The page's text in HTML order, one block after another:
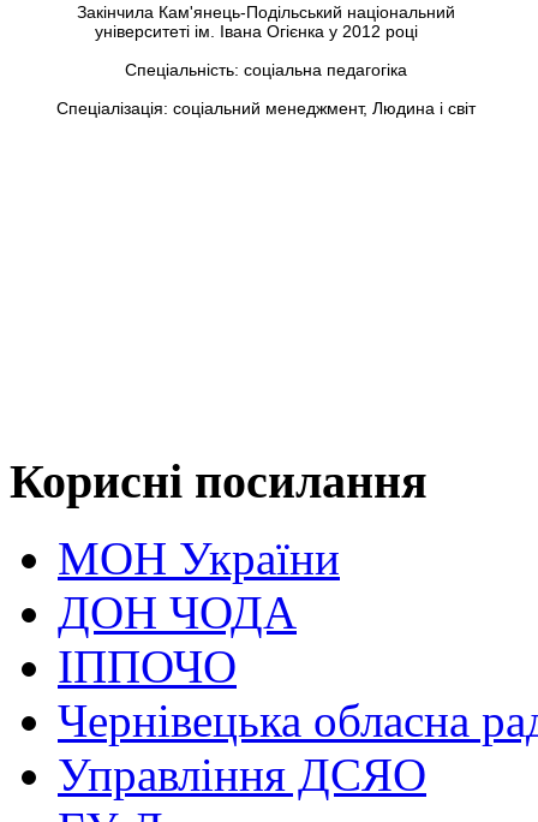
Закінчила Кам'янець-Подільський національний
університеті ім. Івана Огієнка у 2012 році
Спеціальність: соціальна педагогіка
Спеціалізація: соціальний менеджмент, Людина і світ
Корисні посилання
МОН України
ДОН ЧОДА
ІППОЧО
Чернівецька обласна
Управління ДСЯО